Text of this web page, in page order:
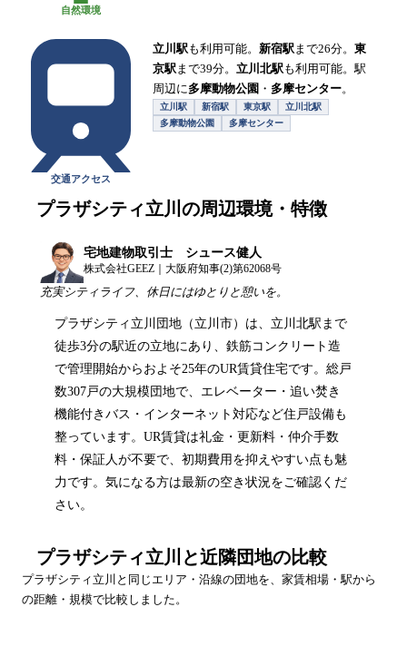
自然環境
交通アクセス
立川駅も利用可能。 新宿駅まで26分。 東
京駅まで39分。 立川北駅も利用可能。駅
周辺に多摩動物公園 ・ 多摩センター。
立川駅 新宿駅 東京駅
立川北駅
多摩動物公園
多摩センター
プラザシティ立川 の周辺環境・特徴
宅地建物取引士 シュース健人
株式会社GEEZ｜大阪府知事(2)第62068号
充実シティライフ、休日にはゆとりと憩いを。
プラザシティ立川団地（立川市）は、立川北駅まで
徒歩3分の駅近の立地にあり、鉄筋コンクリート造
で管理開始からおよそ25年のUR賃貸住宅です。総戸
数307戸の大規模団地で、エレベーター・追い焚き
機能付きバス・インターネット対応など住戸設備も
整っています。UR賃貸は礼金・更新料・仲介手数
料・保証人が不要で、初期費用を抑えやすい点も魅
力です。気になる方は最新の空き状況をご確認くだ
さい。
プラザシティ立川 と近隣団地の比較
プラザシティ立川 と同じエリア・沿線の団地を、家賃相場・駅から
の距離・規模で比較しました。